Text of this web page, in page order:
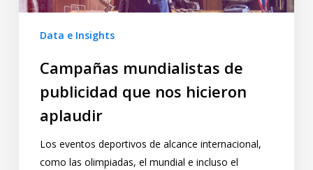
Data e Insights
Campañas mundialistas de
publicidad que nos hicieron
aplaudir
Los eventos deportivos de alcance internacional,
como las olimpiadas, el mundial e incluso el